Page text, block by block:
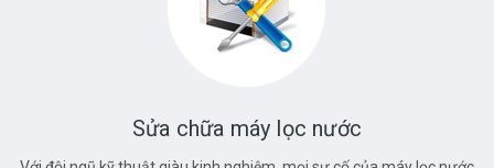
Sửa chữa máy lọc nước